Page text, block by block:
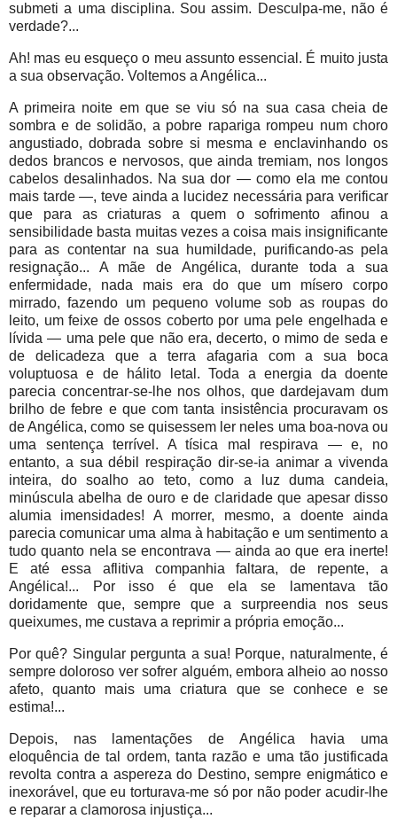
submeti a uma disciplina. Sou assim. Desculpa-me, não é
verdade?...
Ah! mas eu esqueço o meu assunto essencial. É muito justa
a sua observação. Voltemos a Angélica...
A primeira noite em que se viu só na sua casa cheia de
sombra e de solidão, a pobre rapariga rompeu num choro
angustiado, dobrada sobre si mesma e enclavinhando os
dedos brancos e nervosos, que ainda tremiam, nos longos
cabelos desalinhados. Na sua dor — como ela me contou
mais tarde —, teve ainda a lucidez necessária para verificar
que para as criaturas a quem o sofrimento afinou a
sensibilidade basta muitas vezes a coisa mais insignificante
para as contentar na sua humildade, purificando-as pela
resignação... A mãe de Angélica, durante toda a sua
enfermidade, nada mais era do que um mísero corpo
mirrado, fazendo um pequeno volume sob as roupas do
leito, um feixe de ossos coberto por uma pele engelhada e
lívida — uma pele que não era, decerto, o mimo de seda e
de delicadeza que a terra afagaria com a sua boca
voluptuosa e de hálito letal. Toda a energia da doente
parecia concentrar-se-lhe nos olhos, que dardejavam dum
brilho de febre e que com tanta insistência procuravam os
de Angélica, como se quisessem ler neles uma boa-nova ou
uma sentença terrível. A tísica mal respirava — e, no
entanto, a sua débil respiração dir-se-ia animar a vivenda
inteira, do soalho ao teto, como a luz duma candeia,
minúscula abelha de ouro e de claridade que apesar disso
alumia imensidades! A morrer, mesmo, a doente ainda
parecia comunicar uma alma à habitação e um sentimento a
tudo quanto nela se encontrava — ainda ao que era inerte!
E até essa aflitiva companhia faltara, de repente, a
Angélica!... Por isso é que ela se lamentava tão
doridamente que, sempre que a surpreendia nos seus
queixumes, me custava a reprimir a própria emoção...
Por quê? Singular pergunta a sua! Porque, naturalmente, é
sempre doloroso ver sofrer alguém, embora alheio ao nosso
afeto, quanto mais uma criatura que se conhece e se
estima!...
Depois, nas lamentações de Angélica havia uma
eloquência de tal ordem, tanta razão e uma tão justificada
revolta contra a aspereza do Destino, sempre enigmático e
inexorável, que eu torturava-me só por não poder acudir-lhe
e reparar a clamorosa injustiça...